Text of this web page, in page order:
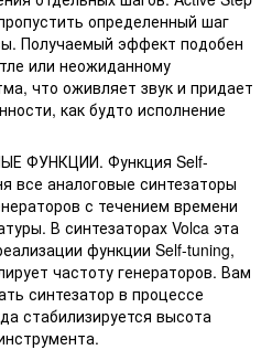
определенный шаг
Получаемый эффект подобен
или неожиданному
что оживляет звук и придает
как будто исполнение
ФУНКЦИИ. Функция Self-
все аналоговые синтезаторы
с течением времени
В синтезаторах Volca эта
функции Self-tuning,
частоту генераторов. Вам
синтезатор в процессе
стабилизируется высота